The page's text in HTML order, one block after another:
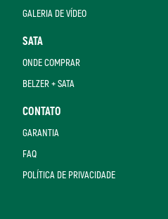
GALERIA DE VÍDEO
SATA
ONDE COMPRAR
BELZER + SATA
CONTATO
GARANTIA
FAQ
POLÍTICA DE PRIVACIDADE